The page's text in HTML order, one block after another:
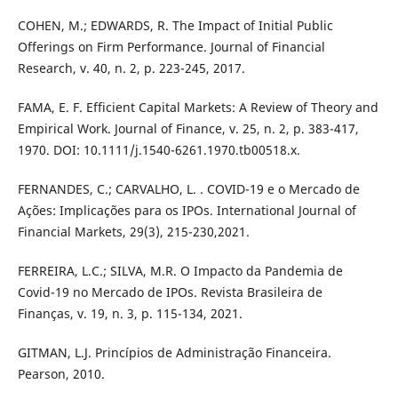
COHEN, M.; EDWARDS, R. The Impact of Initial Public
Offerings on Firm Performance. Journal of Financial
Research, v. 40, n. 2, p. 223-245, 2017.
FAMA, E. F. Efficient Capital Markets: A Review of Theory and
Empirical Work. Journal of Finance, v. 25, n. 2, p. 383-417,
1970. DOI: 10.1111/j.1540-6261.1970.tb00518.x.
FERNANDES, C.; CARVALHO, L. . COVID-19 e o Mercado de
Ações: Implicações para os IPOs. International Journal of
Financial Markets, 29(3), 215-230,2021.
FERREIRA, L.C.; SILVA, M.R. O Impacto da Pandemia de
Covid-19 no Mercado de IPOs. Revista Brasileira de
Finanças, v. 19, n. 3, p. 115-134, 2021.
GITMAN, L.J. Princípios de Administração Financeira.
Pearson, 2010.